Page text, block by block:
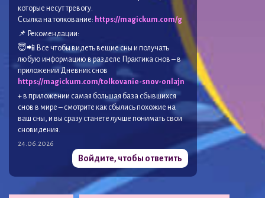
которые несут тревогу.
Ссылка на толкование: https://magickum.com/g
📌 Рекомендации:
😇📲 Все чтобы видеть вещие сны и получать
любую информацию в разделе Практика снов – в
приложении Дневник снов
https://magickum.com/tolkovanie-snov-onlajn
+ в приложении самая большая база сбывшихся
снов в мире – смотрите как сбылись похожие на
ваш сны, и вы сразу станете лучше понимать свои
сновидения.
24.06.2026
Войдите, чтобы ответить